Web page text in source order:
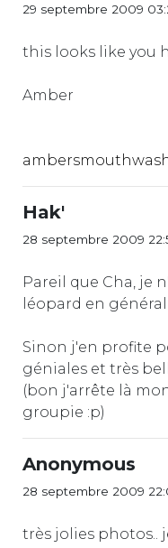
29 septembre 2009
this looks like you
Amber
Hak'
28 septembre 2009
Pareil que Cha, je
léopard en
Sinon j'en profite
géniales et très
(bon j'arrête là
groupie :p)
Anonymous
28 septembre 2009
très jolies photos..